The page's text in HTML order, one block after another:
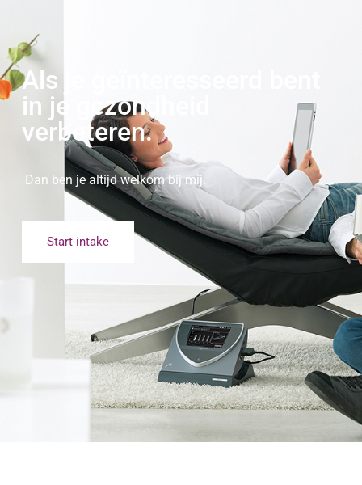
Als je geïnteresseerd bent
in je gezondheid
verbeteren.
Dan ben je altijd welkom bij mij.
Start intake